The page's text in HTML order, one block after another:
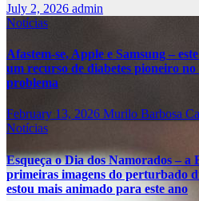
July 2, 2026 admin
Notícias
Afastem-se, Apple e Samsung –
um recurso de diabetes pioneiro
problema
February 13, 2026 Murilo Barbosa
Notícias
Esqueça o Dia dos Namorados – a
primeiras imagens do perturbado
estou mais animado para este ano